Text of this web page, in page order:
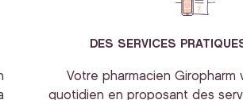
DES SERVICES
Votre pharmacien Giropharm
quotidien en proposant des